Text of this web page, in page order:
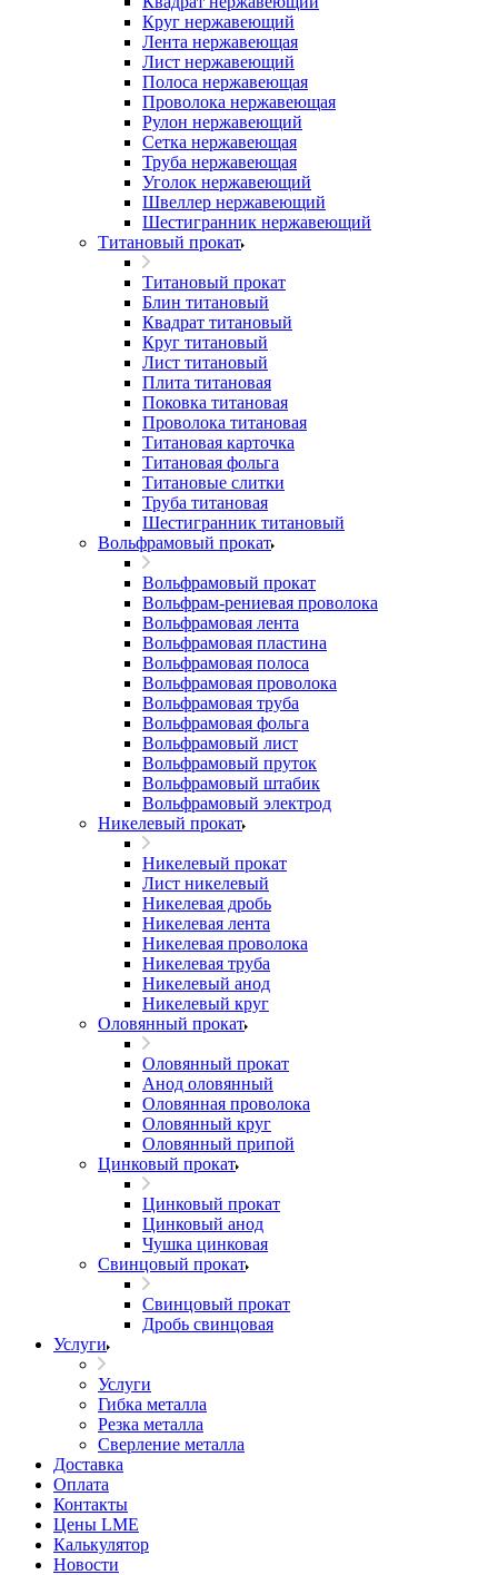
Круг нержавеющий
Лента нержавеющая
Лист нержавеющий
Полоса нержавеющая
Проволока нержавеющая
Рулон нержавеющий
Сетка нержавеющая
Труба нержавеющая
Уголок нержавеющий
Швеллер нержавеющий
Шестигранник нержавеющий
Титановый прокат
Титановый прокат
Блин титановый
Квадрат титановый
Круг титановый
Лист титановый
Плита титановая
Поковка титановая
Проволока титановая
Титановая карточка
Титановая фольга
Титановые слитки
Труба титановая
Шестигранник титановый
Вольфрамовый прокат
Вольфрамовый прокат
Вольфрам-рениевая проволока
Вольфрамовая лента
Вольфрамовая пластина
Вольфрамовая полоса
Вольфрамовая проволока
Вольфрамовая труба
Вольфрамовая фольга
Вольфрамовый лист
Вольфрамовый пруток
Вольфрамовый штабик
Вольфрамовый электрод
Никелевый прокат
Никелевый прокат
Лист никелевый
Никелевая дробь
Никелевая лента
Никелевая проволока
Никелевая труба
Никелевый анод
Никелевый круг
Оловянный прокат
Оловянный прокат
Анод оловянный
Оловянная проволока
Оловянный круг
Оловянный припой
Цинковый прокат
Цинковый прокат
Цинковый анод
Чушка цинковая
Свинцовый прокат
Свинцовый прокат
Дробь свинцовая
Услуги
Услуги
Гибка металла
Резка металла
Сверление металла
Доставка
Оплата
Контакты
Цены LME
Калькулятор
Новости